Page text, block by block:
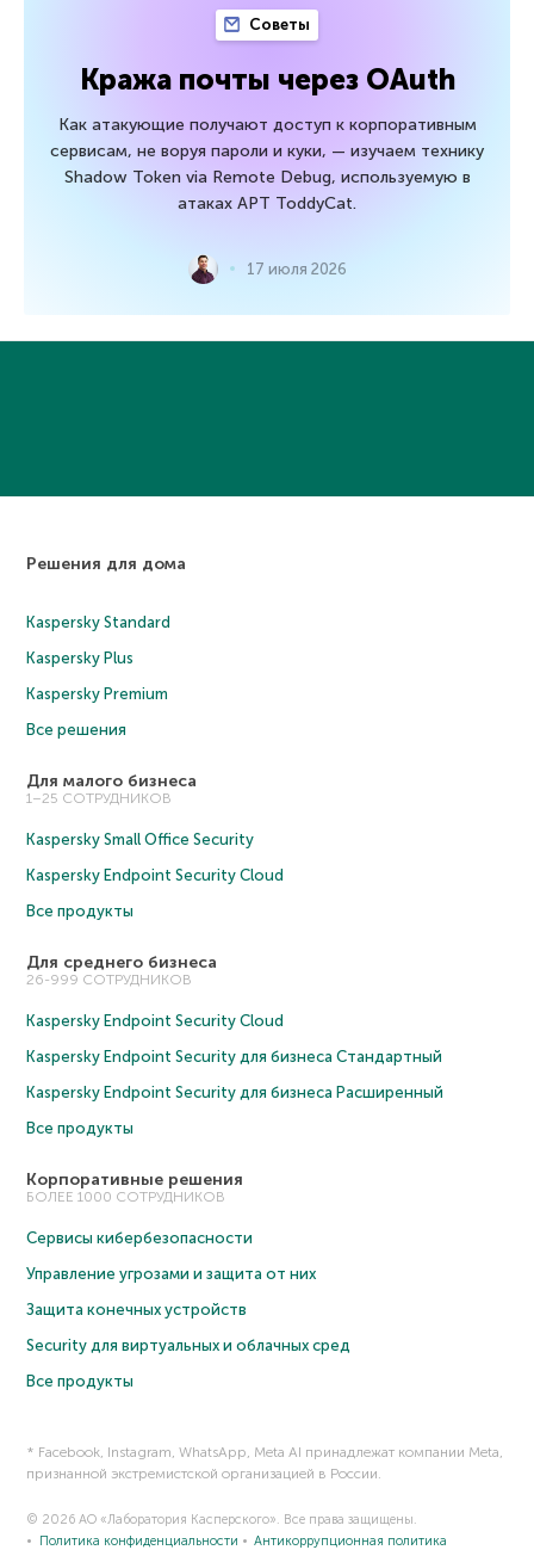
Советы
Кража почты через OAuth
Как атакующие получают доступ к корпоративным
сервисам, не воруя пароли и куки, — изучаем технику
Shadow Token via Remote Debug, используемую в
атаках APT ToddyCat.
17 июля 2026
Решения для дома
Kaspersky Standard
Kaspersky Plus
Kaspersky Premium
Все решения
Для малого бизнеса
1–25 СОТРУДНИКОВ
Kaspersky Small Office Security
Kaspersky Endpoint Security Cloud
Все продукты
Для среднего бизнеса
26-999 СОТРУДНИКОВ
Kaspersky Endpoint Security Cloud
Kaspersky Endpoint Security для бизнеса Cтандартный
Kaspersky Endpoint Security для бизнеса Расширенный
Все продукты
Корпоративные решения
БОЛЕЕ 1000 СОТРУДНИКОВ
Сервисы кибербезопасности
Управление угрозами и защита от них
Защита конечных устройств
Security для виртуальных и облачных сред
Все продукты
* Facebook, Instagram, WhatsApp, Meta AI принадлежат компании Meta,
признанной экстремистской организацией в России.
© 2026 АО «Лаборатория Касперского». Все права защищены.
Политика конфиденциальности
Антикоррупционная политика